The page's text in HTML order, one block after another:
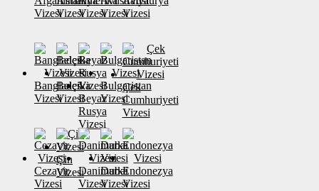
VizesiVizesiVizesiVizesiVizesi
Banglades
Vizesi
Belçika
VizesiBeyaz
Rusya
Vizesi
Bulgaristan
Vizesi
Çek
Cumhuriyeti
Vizesi
Cezayir
Vizesi
Çin
VizesiDanimarka
Vizesi
Dubai
Vizesi
Endonezya
Vizesi